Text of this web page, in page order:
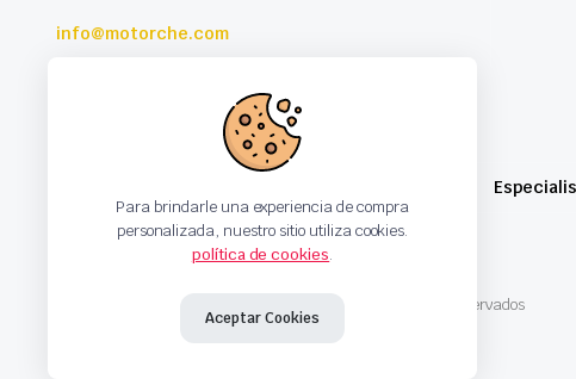
info@motorche.com
Copyright 2024 © Motorche Autoparts. Todos los derechos reservados
Para brindarle una experiencia de compra
personalizada, nuestro sitio utiliza cookies.
política de cookies.
Aceptar Cookies